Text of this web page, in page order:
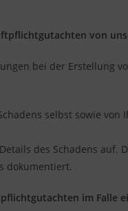
von
bei der Erstellung
selbst sowie
des Schadens auf.
dokumentiert.
im Falle